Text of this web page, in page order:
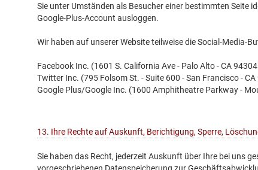
Sie unter Umständen als Besucher einer bestimmten Seite
Google-Plus-Account ausloggen.
Wir haben auf unserer Website teilweise die Social-Media-
Facebook Inc. (1601 S. California Ave - Palo Alto - CA 94304
Twitter Inc. (795 Folsom St. - Suite 600 - San Francisco - CA
Google Plus/Google Inc. (1600 Amphitheatre Parkway -
13. Ihre Rechte auf Auskunft, Berichtigung, Sperre,
Sie haben das Recht, jederzeit Auskunft über Ihre bei uns